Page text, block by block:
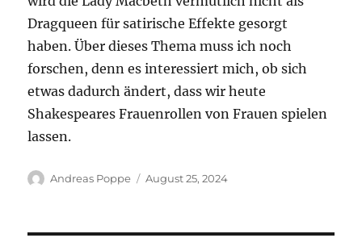
Dragqueen für satirische Effekte gesorgt
haben. Über dieses Thema muss ich noch
forschen, denn es interessiert mich, ob sich
etwas dadurch ändert, dass wir heute
Shakespeares Frauenrollen von Frauen spielen
lassen.
Autor
Andreas Poppe
Veröffentlicht
August 25, 2024